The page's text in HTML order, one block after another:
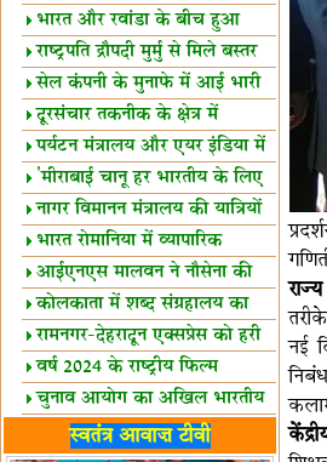
दूर रहें-मोदी
भारत और रवांडा के बीच हुआ
व्यापार विस्तार
राष्ट्रपति द्रौपदी मुर्मु से मिले बस्तर
के प्रतिनिधि
सेल कंपनी के मुनाफे में आई भारी
उछाल!
दूरसंचार तकनीक के क्षेत्र में
उत्कृष्टता पुरस्कार
पर्यटन मंत्रालय और एयर इंडिया में
समझौता
'मीराबाई चानू हर भारतीय के लिए
प्रेरणा'
नागर विमानन मंत्रालय की यात्रियों
को सलाह
भारत रोमानिया में व्यापारिक
साझेदारियां
आईएनएस मालवन ने नौसेना की
ताकत बढ़ाई
कोलकाता में शब्द संग्रहालय का
उद्घाटन
रामनगर-देहरादून एक्सप्रेस को हरी
झंडीवर्ष 2024 के राष्ट्रीय फिल्म
पुरस्कारों की घोषणा
चुनाव आयोग का अखिल भारतीय
मीडिया सम्मेलन
भारत में केवड़े का अस्तित्‍व 24
स्वतंत्र आवाज़ टीवी
नई